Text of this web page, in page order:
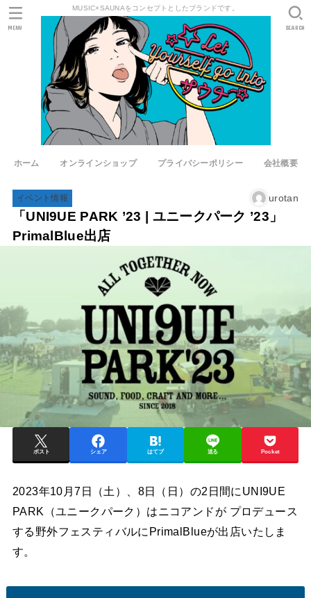
MUSIC×SAUNAをコンセプトとしたブランドです。
ホーム オンラインショップ プライバシーポリシー 会社概要
SEARCH
MENU
イベント情報 urotan
「UNI9UE PARK ’23 | ユニークパーク ’23」
PrimalBlue出店
ポスト シェア はてブ 送る Pocket
2023年10月7日（土）、8日（日）の2日間にUNI9UE
PARK（ユニークパーク）はニコアンドが プロデュース
する野外フェスティバルにPrimalBlueが出店いたしま
す。